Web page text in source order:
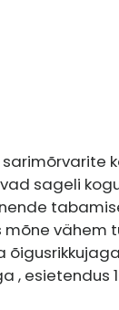
sageli
vähem
, esietendus